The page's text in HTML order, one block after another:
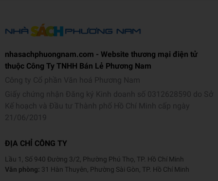
nhasachphuongnam.com - Website thương mại điện tử
thuộc Công Ty TNHH Bán Lẻ Phương Nam
Công ty Cổ phần Văn hoá Phương Nam
Giấy chứng nhận Đăng ký Kinh doanh số 0312628590 do Sở
Kế hoạch và Đầu tư Thành phố Hồ Chí Minh cấp ngày
21/06/2019
ĐỊA CHỈ CÔNG TY
Lầu 1, Số 940 Đường 3/2, Phường Phú Thọ, TP. Hồ Chí Minh
Văn phòng: 31 Hàn Thuyên, Phường Sài Gòn, TP. Hồ Chí Minh